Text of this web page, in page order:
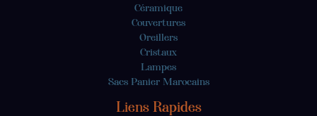
Céramique
Couvertures
Oreillers
Cristaux
Lampes
Sacs Panier Marocains
Liens Rapides